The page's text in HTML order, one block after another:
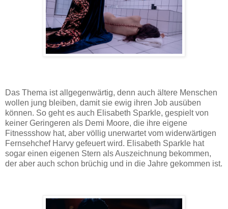
Das Thema ist allgegenwärtig, denn auch ältere Menschen
wollen jung bleiben, damit sie ewig ihren Job ausüben
können. So geht es auch Elisabeth Sparkle, gespielt von
keiner Geringeren als Demi Moore, die ihre eigene
Fitnessshow hat, aber völlig unerwartet vom widerwärtigen
Fernsehchef Harvy gefeuert wird. Elisabeth Sparkle hat
sogar einen eigenen Stern als Auszeichnung bekommen,
der aber auch schon brüchig und in die Jahre gekommen ist.